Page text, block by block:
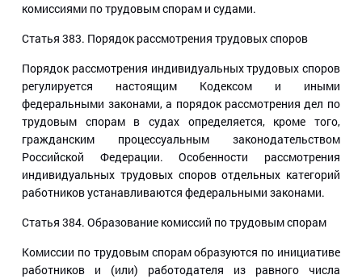
комиссиями по трудовым спорам и судами.
Статья 383. Порядок рассмотрения трудовых споров
Порядок рассмотрения индивидуальных трудовых споров
регулируется настоящим Кодексом и иными
федеральными законами, а порядок рассмотрения дел по
трудовым спорам в судах определяется, кроме того,
гражданским процессуальным законодательством
Российской Федерации. Особенности рассмотрения
индивидуальных трудовых споров отдельных категорий
работников устанавливаются федеральными законами.
Статья 384. Образование комиссий по трудовым спорам
Комиссии по трудовым спорам образуются по инициативе
работников и (или) работодателя из равного числа